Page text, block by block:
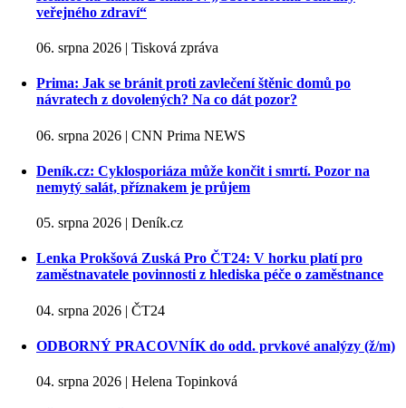
veřejného zdraví“
06. srpna 2026 | Tisková zpráva
Prima: Jak se bránit proti zavlečení štěnic domů po
návratech z dovolených? Na co dát pozor?
06. srpna 2026 | CNN Prima NEWS
Deník.cz: Cyklosporiáza může končit i smrtí. Pozor na
nemytý salát, příznakem je průjem
05. srpna 2026 | Deník.cz
Lenka Prokšová Zuská Pro ČT24: V horku platí pro
zaměstnavatele povinnosti z hlediska péče o zaměstnance
04. srpna 2026 | ČT24
ODBORNÝ PRACOVNÍK do odd. prvkové analýzy (ž/m)
04. srpna 2026 | Helena Topinková